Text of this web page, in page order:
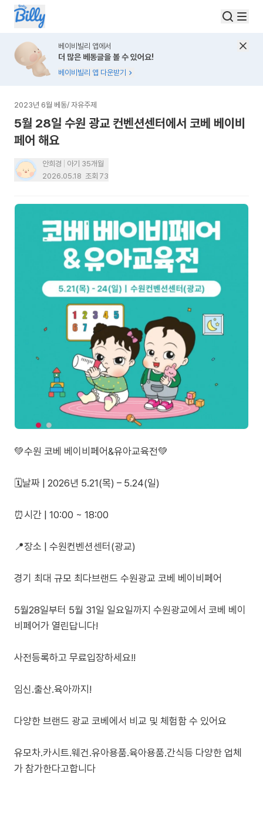
베이비빌리 앱에서
더 많은 베동글을 볼 수 있어요!
베이비빌리 앱 다운받기
2023년 6월 베동/ 자유주제
5월 28일 수원 광교 컨벤션센터에서 코베 베이비
페어 해요
안희경
아기 35개월
2026.05.18 조회 73
💚수원 코베 베이비페어&유아교육전💚
🗓️날짜 | 2026년 5.21(목) – 5.24(일)
⏰시간 | 10:00 ~ 18:00
📍장소 | 수원컨벤션센터(광교)
경기 최대 규모 최다브랜드 수원광교 코베 베이비페어
5월28일부터 5월 31일 일요일까지 수원광교에서 코베 베이
비페어가 열린답니다!
사전등록하고 무료입장하세요!!
임신.출산.육아까지!
다양한 브랜드 광교 코베에서 비교 및 체험함 수 있어요
유모차.카시트.웨건.유아용품.육아용품.간식등 다양한 업체
가 참가한다고합니다